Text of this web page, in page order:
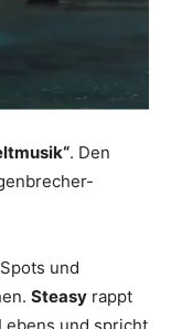
. Den
und
Steasy rappt